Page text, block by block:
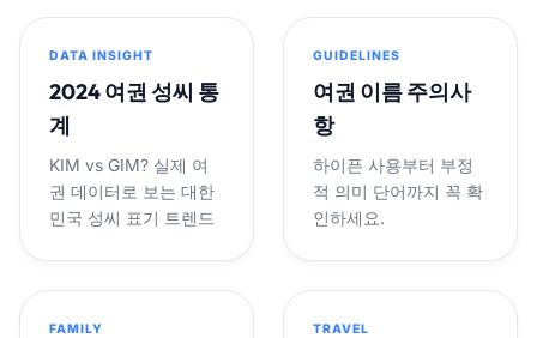
DATA INSIGHT
2024 여권 성씨 통
계
KIM vs GIM? 실제 여
권 데이터로 보는 대한
민국 성씨 표기 트렌드
GUIDELINES
여권 이름 주의사
항
하이픈 사용부터 부정
적 의미 단어까지 꼭 확
인하세요.
FAMILY TRAVEL